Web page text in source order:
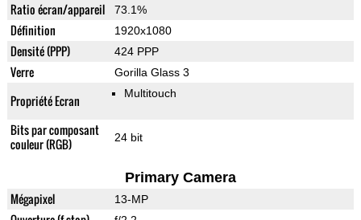
Ratio écran/appareil 73.1%
Définition 1920x1080
Densité (PPP) 424 PPP
Verre Gorilla Glass 3
Propriété Ecran Multitouch
Bits par composant
couleur (RGB)
24 bit
Primary Camera
Mégapixel 13-MP